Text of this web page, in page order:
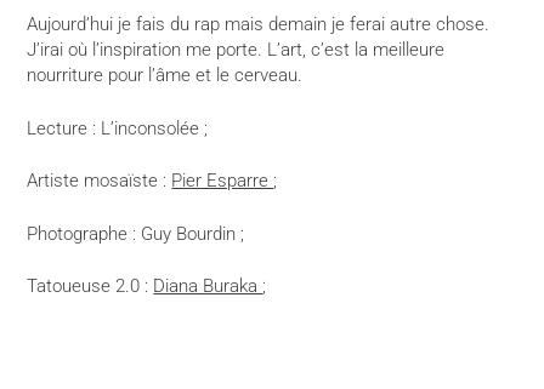
Aujourd’hui je fais du rap mais demain je ferai autre chose.
J’irai où l’inspiration me porte. L’art, c’est la meilleure
nourriture pour l’âme et le cerveau.
Lecture : L’inconsolée ;
Artiste mosaïste : Pier Esparre ;
Photographe : Guy Bourdin ;
Tatoueuse 2.0 : Diana Buraka ;